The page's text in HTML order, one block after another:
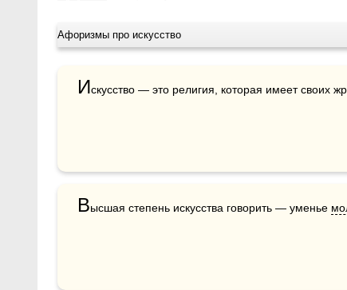
Афоризмы про искусство
Искусство — это религия, которая имеет своих
Высшая степень искусства говорить — уменье